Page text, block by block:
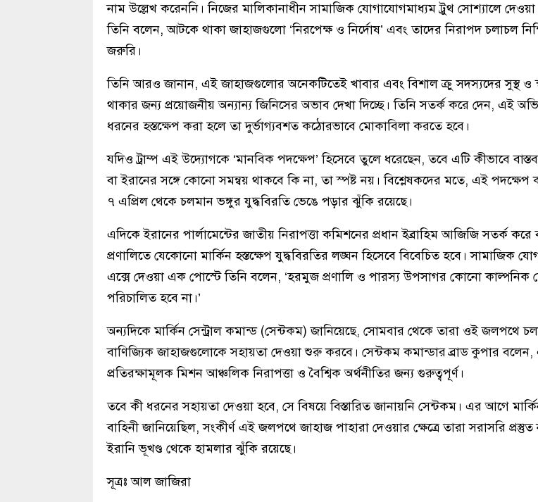
নাম উল্লেখ করেননি। নিজের মালিকানাধীন সামাজিক যোগাযোগমাধ্যম ট্রুথ সোশ্যালে
তিনি বলেন, আটকে থাকা জাহাজগুলো ‘নিরপেক্ষ ও নির্দোষ’ এবং তাদের নিরাপদ চলাচল
জরুরি।
তিনি আরও জানান, এই জাহাজগুলোর অনেকটিতেই খাবার এবং বিশাল ক্রু সদস্যদের সুস্থ ও
থাকার জন্য প্রয়োজনীয় অন্যান্য জিনিসের অভাব দেখা দিচ্ছে। তিনি সতর্ক করে দেন, এই
ধরনের হস্তক্ষেপ করা হলে তা দুর্ভাগ্যবশত কঠোরভাবে মোকাবিলা করতে হবে।
যদিও ট্রাম্প এই উদ্যোগকে ‘মানবিক পদক্ষেপ’ হিসেবে তুলে ধরেছেন, তবে এটি কীভাবে
বা ইরানের সঙ্গে কোনো সমন্বয় থাকবে কি না, তা স্পষ্ট নয়। বিশ্লেষকদের মতে, এই পদক্ষেপ
৭ এপ্রিল থেকে চলমান ভঙ্গুর যুদ্ধবিরতি ভেঙে পড়ার ঝুঁকি রয়েছে।
এদিকে ইরানের পার্লামেন্টের জাতীয় নিরাপত্তা কমিশনের প্রধান ইব্রাহিম আজিজি সতর্ক
প্রণালিতে যেকোনো মার্কিন হস্তক্ষেপ যুদ্ধবিরতির লঙ্ঘন হিসেবে বিবেচিত হবে। সামাজিক
এক্সে দেওয়া এক পোস্টে তিনি বলেন, ‘হরমুজ প্রণালি ও পারস্য উপসাগর কোনো কাল্পনিক
পরিচালিত হবে না।’
অন্যদিকে মার্কিন সেন্ট্রাল কমান্ড (সেন্টকম) জানিয়েছে, সোমবার থেকে তারা ওই জলপথে
বাণিজ্যিক জাহাজগুলোকে সহায়তা দেওয়া শুরু করবে। সেন্টকম কমান্ডার ব্রাড কুপার
প্রতিরক্ষামূলক মিশন আঞ্চলিক নিরাপত্তা ও বৈশ্বিক অর্থনীতির জন্য গুরুত্বপূর্ণ।
তবে কী ধরনের সহায়তা দেওয়া হবে, সে বিষয়ে বিস্তারিত জানায়নি সেন্টকম। এর আগে
বাহিনী জানিয়েছিল, সংকীর্ণ এই জলপথে জাহাজ পাহারা দেওয়ার ক্ষেত্রে তারা সরাসরি
ইরানি ভূখণ্ড থেকে হামলার ঝুঁকি রয়েছে।
সূত্রঃ আল জাজিরা